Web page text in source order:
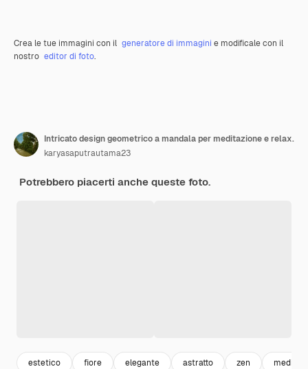
Crea le tue immagini con il generatore di immagini e modificale con il
nostro editor di foto.
Intricato design geometrico a mandala per meditazione e relax.
karyasaputrautama23
Potrebbero piacerti anche queste foto.
estetico fiore elegante astratto zen